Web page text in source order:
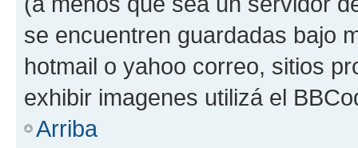
se encuentren guardadas bajo
hotmail o yahoo correo, sitios
exhibir imagenes utilizá el
Arriba